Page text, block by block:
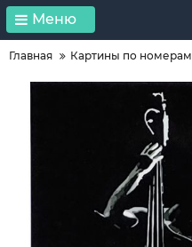
Меню
Главная Картины по номерам